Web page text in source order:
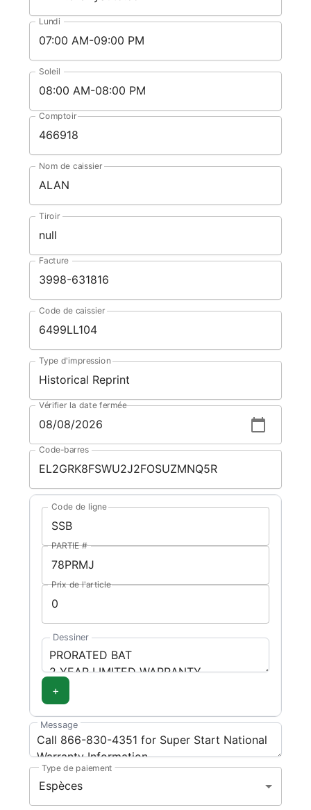
Lundi
Soleil
Comptoir
Nom de caissier
Tiroir
Facture
Code de caissier
Type d'impression
Vérifier la date fermée
Code-barres
Code de ligne
PARTIE #
Prix de l'article
Dessiner
+
Message
Type de paiement
Espèces